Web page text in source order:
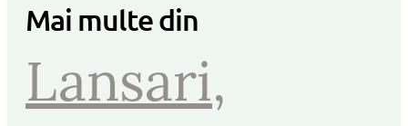
Mai multe din
Lansari